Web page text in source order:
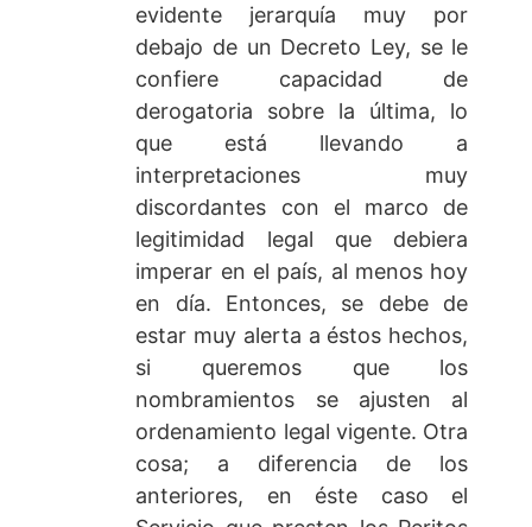
evidente jerarquía muy por
debajo de un Decreto Ley, se le
confiere capacidad de
derogatoria sobre la última, lo
que está llevando a
interpretaciones muy
discordantes con el marco de
legitimidad legal que debiera
imperar en el país, al menos hoy
en día. Entonces, se debe de
estar muy alerta a éstos hechos,
si queremos que los
nombramientos se ajusten al
ordenamiento legal vigente. Otra
cosa; a diferencia de los
anteriores, en éste caso el